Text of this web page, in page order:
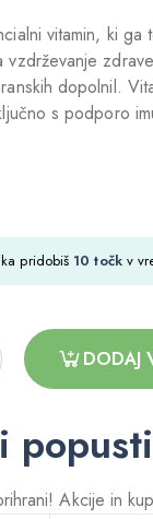
vitamin, ki
dopolnil.
s podporo
pridobiš 10 točkv
DODAJ
popusti
Akcije in